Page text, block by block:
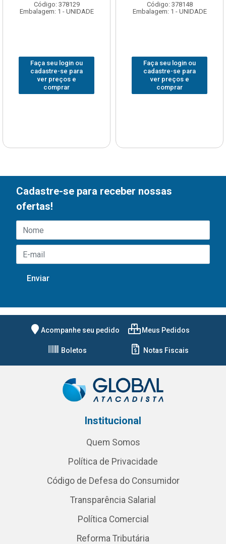
Código: 378129
Embalagem: 1 - UNIDADE
Faça seu login ou
cadastre-se para
ver preços e
comprar
Código: 378148
Embalagem: 1 - UNIDADE
Faça seu login ou
cadastre-se para
ver preços e
comprar
Cadastre-se para receber nossas
ofertas!
Acompanhe seu pedido Meus Pedidos
Boletos Notas Fiscais
Institucional
Quem Somos
Política de Privacidade
Código de Defesa do Consumidor
Transparência Salarial
Política Comercial
Reforma Tributária